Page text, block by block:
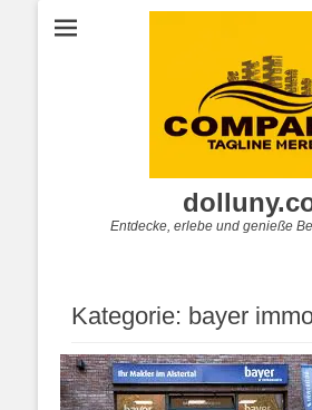
Entdecke, erlebe und genieße
Kategorie: bayer